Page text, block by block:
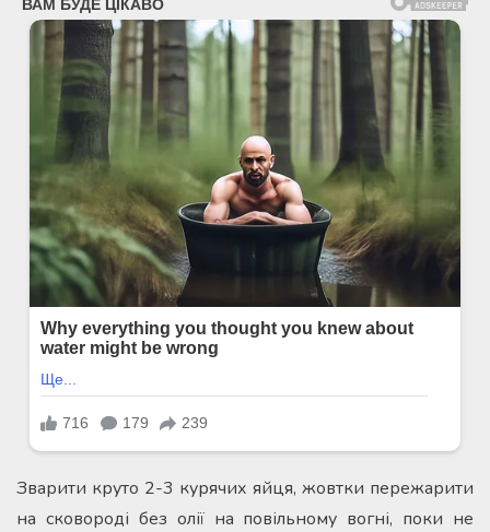
Зварити круто 2-3 курячих яйця, жовтки пережарити
на сковороді без олії на повільному вогні, поки не